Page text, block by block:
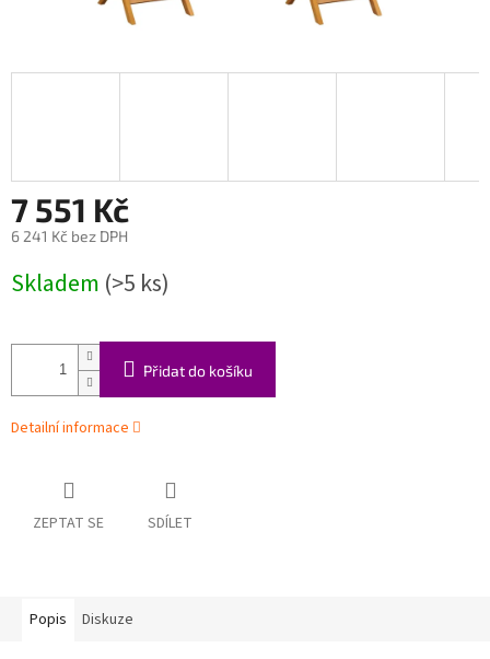
7 551 Kč
6 241 Kč bez DPH
cena:
Skladem (>5 ks)
Přidat do košíku
Detailní informace
ZEPTAT SE SDÍLET
Popis Diskuze